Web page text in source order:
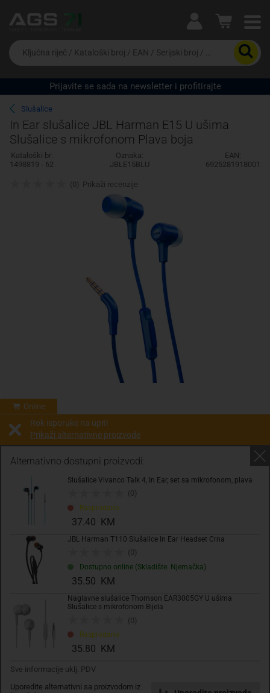
Ova postavka prilagođava asortiman proizvoda i
cijene vašim potrebama.
Da
biste
potražili
proizvod,
unesite
ključnu
riječ,
kataloški
broj,
EAN
ili
Prijavite se sada na newsletter i profitirajte
Slušalice
In Ear slušalice JBL Harman E15 U ušima
Slušalice s mikrofonom Plava boja
Kataloški br:
1498819 - 62
Oznaka:
JBLE15BLU
EAN:
6925281918001
Online
Alternativno dostupni proizvodi:
Slušalice Vivanco Talk 4, In Ear, set sa mikrofonom, plava
(0)
Rasprodano
37.40 KM
JBL Harman T110 Slušalice In Ear Headset Crna
(0)
Dostupno online (Skladište: Njemačka)
35.50 KM
Naglavne slušalice Thomson EAR3005GY U ušima
Slušalice s mikrofonom Bijela
(0)
Rasprodano
35.80 KM
Sve informacije uklj. PDV
Uporedite alternativni sa proizvodom iz
Rok isporuke na upit!
Prikaži alternativne proizvode
Prodaja i slanje od: Architektengruppe S71 d.o.o.
Cijena na upit
0.00 KM
Troškovi dostave
Komada
Dodaj u košaricu
Dodati na listu želja
(0) Prikaži recenzije